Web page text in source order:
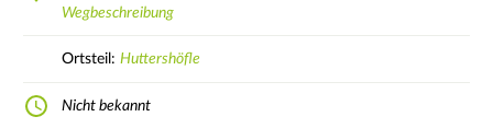
Wegbeschreibung
Ortsteil: Huttershöfle
Nicht bekannt